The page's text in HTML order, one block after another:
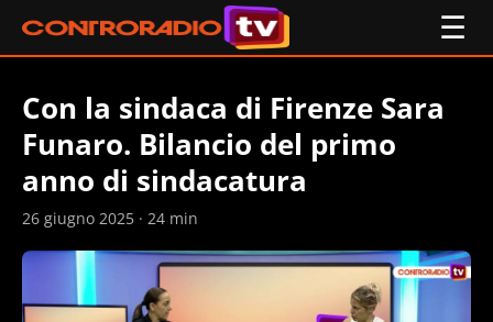
☰
Con la sindaca di Firenze Sara
Funaro. Bilancio del primo
anno di sindacatura
26 giugno 2025 · 24 min